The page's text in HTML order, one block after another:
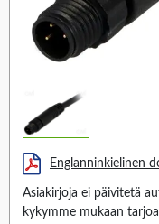
Englanninkielinen
Asiakirjoja ei päivitetä
kykymme mukaan